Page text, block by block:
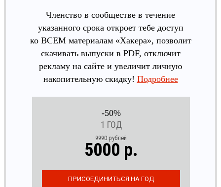
Членство в сообществе в течение
указанного срока откроет тебе доступ
ко ВСЕМ материалам «Хакера», позволит
скачивать выпуски в PDF, отключит
рекламу на сайте и увеличит личную
накопительную скидку! Подробнее
-50%
1 ГОД
9990 рублей
5000 р.